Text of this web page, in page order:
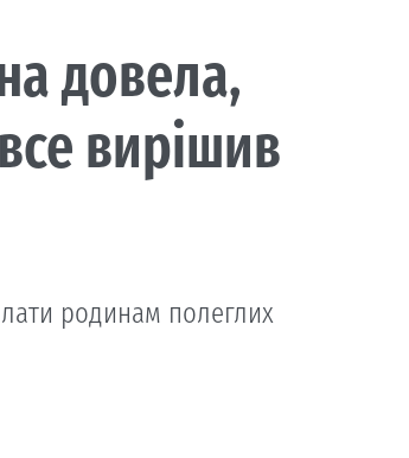
довела,
вирішив
родинам полеглих